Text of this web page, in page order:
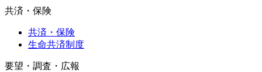
共済・保険
共済・保険
生命共済制度
要望・調査・広報